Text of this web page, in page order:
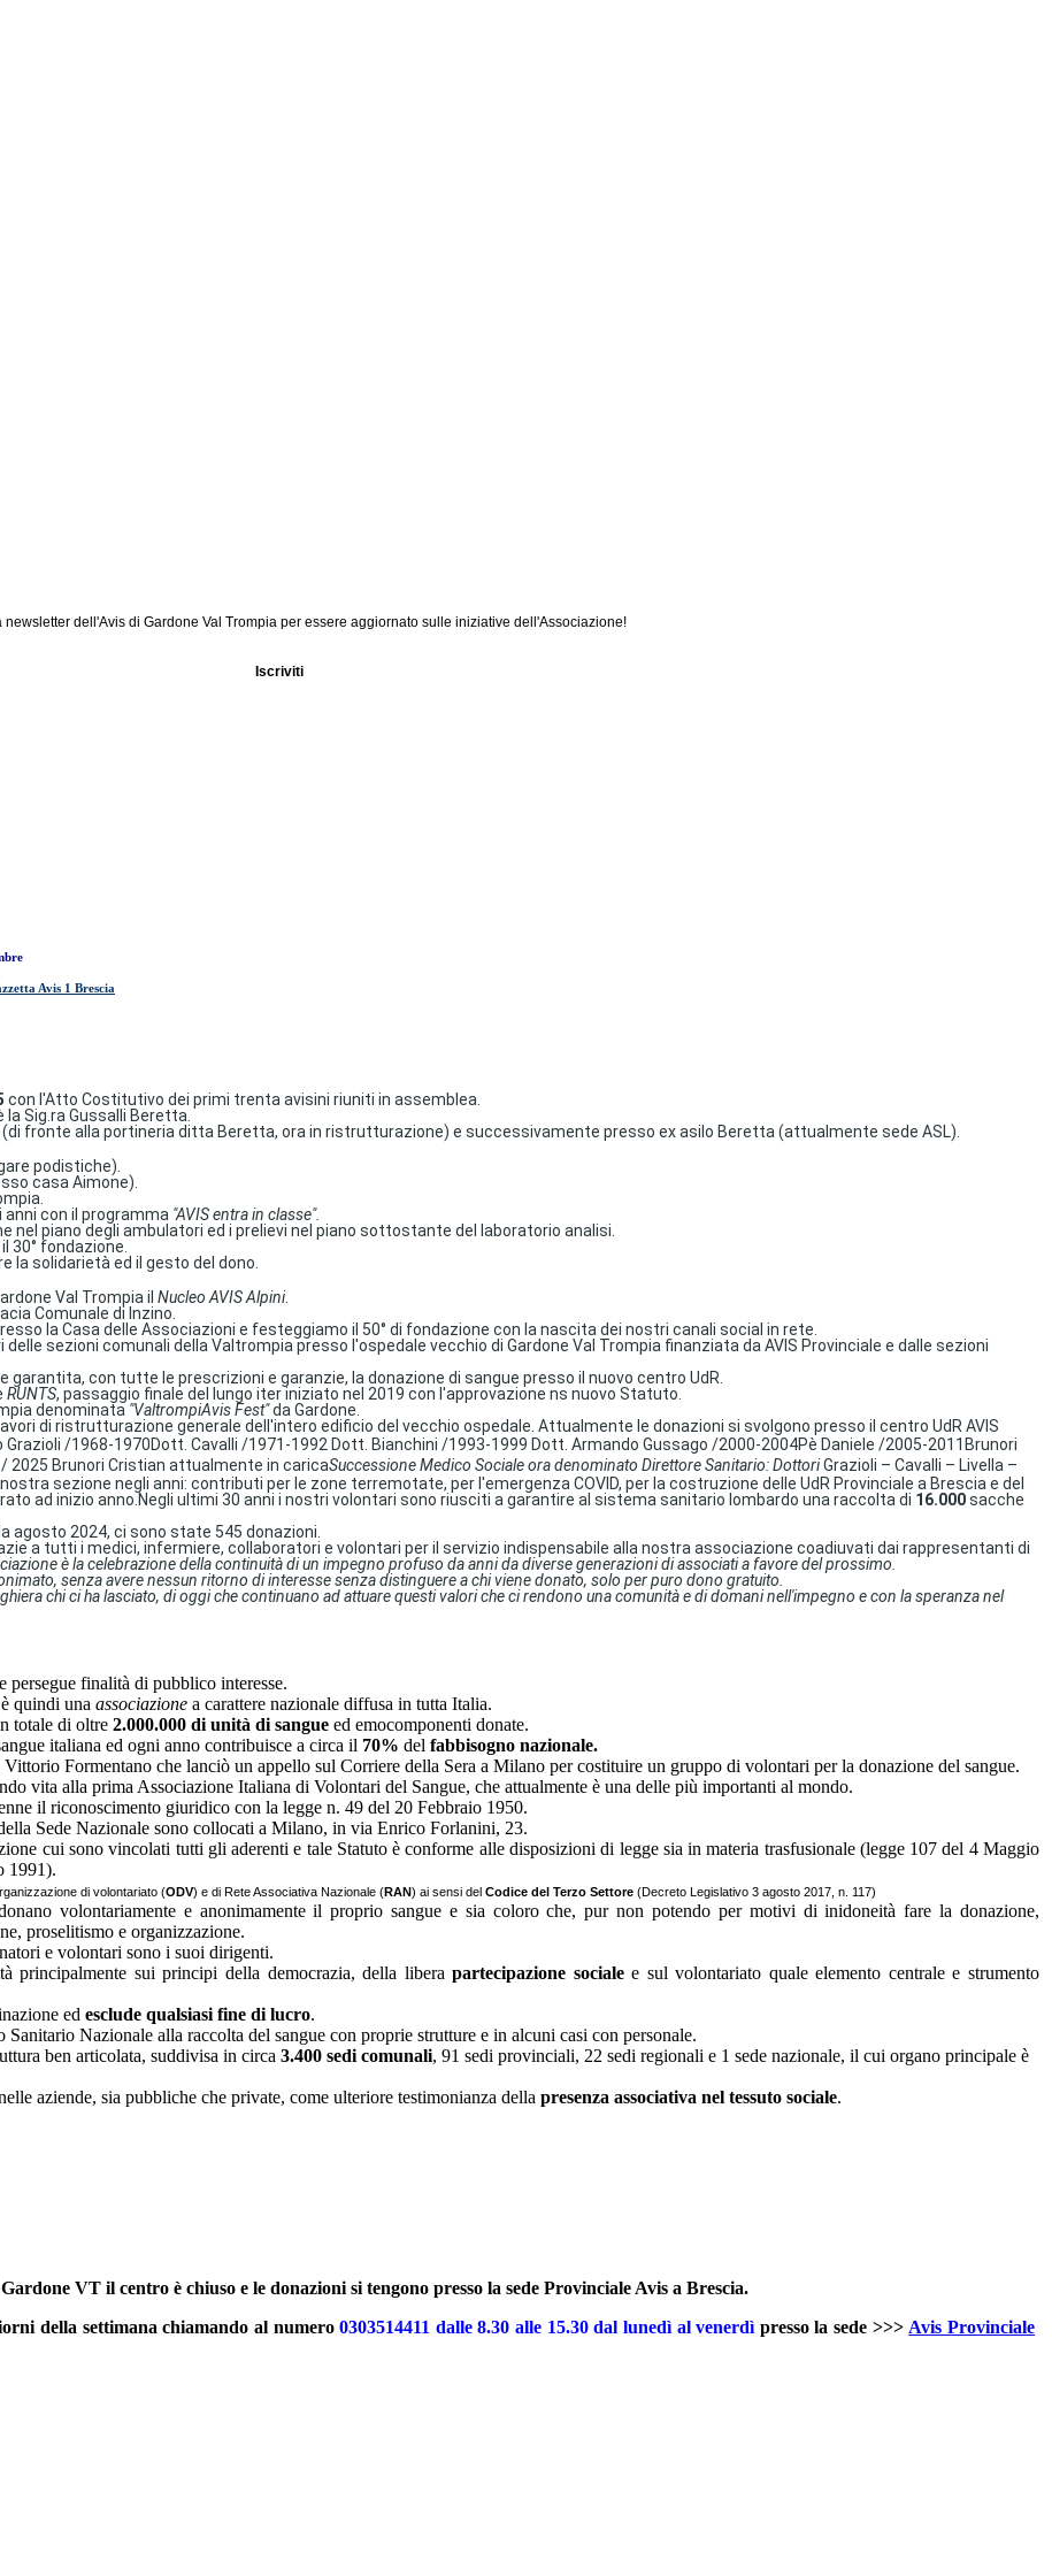
newsletter dell'Avis di Gardone Val Trompia per essere aggiornato sulle iniziative dell'Associazione!
Iscriviti
Avis 1 Brescia
con l'Atto Costitutivo dei primi trenta avisini riuniti in assemblea.
Sig.ra Gussalli Beretta.
fronte alla portineria ditta Beretta, ora in ristrutturazione) e successivamente presso ex asilo Beretta (attualmente sede ASL).
podistiche).
casa Aimone).
con il programma "AVIS entra in classe".
nel piano degli ambulatori ed i prelievi nel piano sottostante del laboratorio analisi.
30° fondazione.
la solidarietà ed il gesto del dono.
Val Trompia il Nucleo AVIS Alpini.
Comunale di Inzino.
la Casa delle Associazioni e festeggiamo il 50° di fondazione con la nascita dei nostri canali social in rete.
sezioni comunali della Valtrompia presso l'ospedale vecchio di Gardone Val Trompia finanziata da AVIS Provinciale e dalle sezioni
con tutte le prescrizioni e garanzie, la donazione di sangue presso il nuovo centro UdR.
RUNTS, passaggio finale del lungo iter iniziato nel 2019 con l'approvazione ns nuovo Statuto.
denominata "ValtrompiAvis Fest"da Gardone.
di ristrutturazione generale dell'intero edificio del vecchio ospedale. Attualmente le donazioni si svolgono presso il centro UdR AVIS
Grazioli /1968-1970Dott. Cavalli /1971-1992 Dott. Bianchini /1993-1999 Dott. Armando Gussago /2000-2004Pè Daniele /2005-2011 Brunori
/ 2025 Brunori Cristian attualmente in caricaSuccessione Medico Sociale ora denominato Direttore Sanitario:DottoriGrazioli – Cavalli – Livella –
sezione negli anni: contributi per le zone terremotate, per l'emergenza COVID, per la costruzione delle UdR Provinciale a Brescia e del
ad inizio anno. Negli ultimi 30 anni i nostri volontari sono riusciti a garantire al sistema sanitario lombardo una raccolta di 16.000sacche
agosto 2024, ci sono state 545 donazioni.
a tutti i medici, infermiere, collaboratori e volontari per il servizio indispensabile alla nostra associazione coadiuvati dai rappresentanti di
è la celebrazione della continuità di un impegno profuso da anni da diverse generazioni di associati a favore del prossimo.
senza avere nessun ritorno di interesse senza distinguere a chi viene donato, solo per puro dono gratuito.
chi ci ha lasciato, di oggi che continuano ad attuare questi valori che ci rendono una comunità e di domani nell'impegno e con la speranza nel
persegue finalità di pubblico interesse.
quindi una associazione a carattere nazionale diffusa in tutta Italia.
totale di oltre 2.000.000 di unità di sangue ed emocomponenti donate.
italiana ed ogni anno contribuisce a circa il 70% del fabbisogno nazionale.
Formentano che lanciò un appello sul Corriere della Sera a Milano per costituire un gruppo di volontari per la donazione del sangue.
vita alla prima Associazione Italiana di Volontari del Sangue, che attualmente è una delle più importanti al mondo.
il riconoscimento giuridico con la legge n. 49 del 20 Febbraio 1950.
Sede Nazionale sono collocati a Milano, in via Enrico Forlanini, 23.
cui sono vincolati tutti gli aderenti e tale Statuto è conforme alle disposizioni di legge sia in materia trasfusionale (legge 107 del 4 Maggio
1991).
di volontariato (ODV) e di Rete Associativa Nazionale (RAN) ai sensi del Codice del Terzo Settore (Decreto Legislativo 3 agosto 2017, n. 117)
volontariamente e anonimamente il proprio sangue e sia coloro che, pur non potendo per motivi di inidoneità fare la donazione,
proselitismo e organizzazione.
e volontari sono i suoi dirigenti.
principalmente sui principi della democrazia, della liberapartecipazione socialee sul volontariato quale elemento centrale e strumento
ed esclude qualsiasi fine di lucro.
Sanitario Nazionale alla raccolta del sangue con proprie strutture e in alcuni casi con personale.
ben articolata, suddivisa in circa 3.400 sedi comunali, 91 sedi provinciali, 22 sedi regionali e 1 sede nazionale, il cui organo principale è
aziende, sia pubbliche che private, come ulteriore testimonianza della presenza associativa nel tessuto sociale.
VT il centro è chiuso e le donazioni si tengono presso la sede Provinciale Avis a Brescia.
della settimana chiamando al numero0303514411 dalle 8.30 alle 15.30 dal lunedì al venerdì presso la sede >>> Avis Provinciale